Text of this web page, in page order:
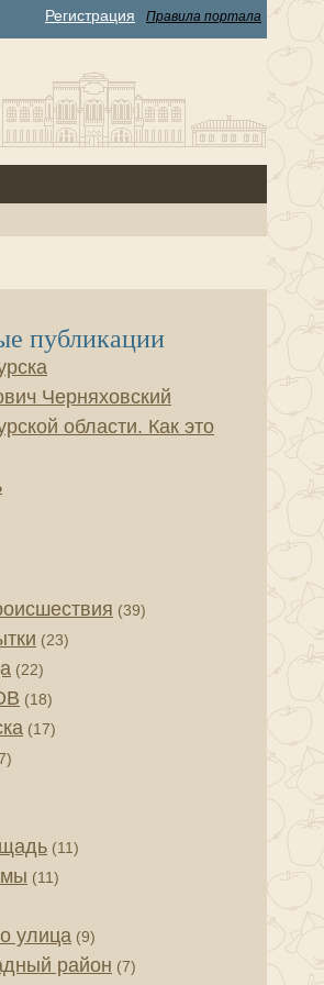
Регистрация Правила портала
публикации
Черняховский
области. Как это
(39)
(23)
(22)
(18)
(17)
(11)
(11)
улица (9)
район (7)